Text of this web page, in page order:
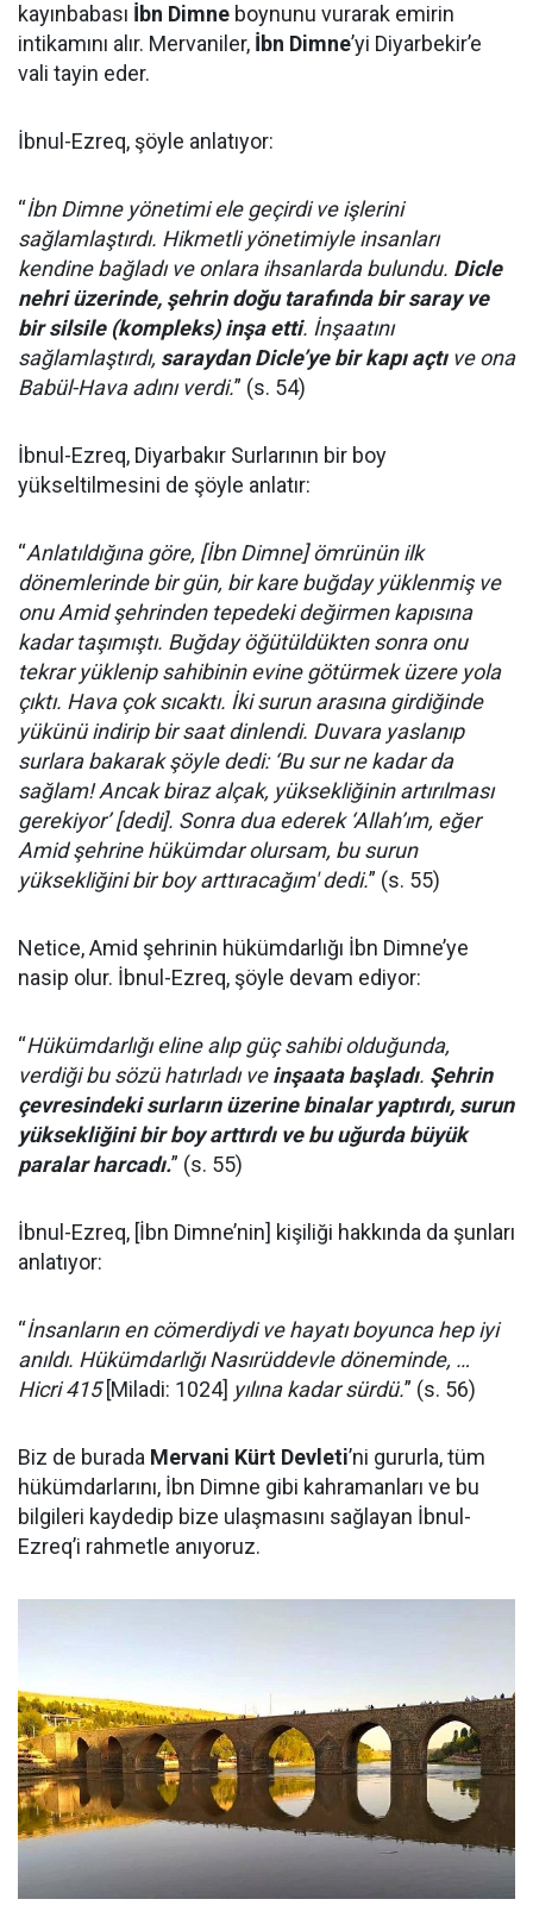
kayınbabası İbn Dimne boynunu vurarak emirin
intikamını alır. Mervaniler, İbn Dimne’yi Diyarbekir’e
vali tayin eder.
İbnul-Ezreq, şöyle anlatıyor:
“İbn Dimne yönetimi ele geçirdi ve işlerini
sağlamlaştırdı. Hikmetli yönetimiyle insanları
kendine bağladı ve onlara ihsanlarda bulundu. Dicle
nehri üzerinde, şehrin doğu tarafında bir saray ve
bir silsile (kompleks) inşa etti. İnşaatını
sağlamlaştırdı, saraydan Dicle’ye bir kapı açtıve ona
Babül-Hava adını verdi.” (s. 54)
İbnul-Ezreq, Diyarbakır Surlarının bir boy
yükseltilmesini de şöyle anlatır:
“Anlatıldığına göre, [İbn Dimne] ömrünün ilk
dönemlerinde bir gün, bir kare buğday yüklenmiş ve
onu Amid şehrinden tepedeki değirmen kapısına
kadar taşımıştı. Buğday öğütüldükten sonra onu
tekrar yüklenip sahibinin evine götürmek üzere yola
çıktı. Hava çok sıcaktı. İki surun arasına girdiğinde
yükünü indirip bir saat dinlendi. Duvara yaslanıp
surlara bakarak şöyle dedi: ‘Bu sur ne kadar da
sağlam! Ancak biraz alçak, yüksekliğinin artırılması
gerekiyor’ [dedi]. Sonra dua ederek ‘Allah’ım, eğer
Amid şehrine hükümdar olursam, bu surun
yüksekliğini bir boy arttıracağım' dedi.” (s. 55)
Netice, Amid şehrinin hükümdarlığı İbn Dimne’ye
nasip olur. İbnul-Ezreq, şöyle devam ediyor:
“Hükümdarlığı eline alıp güç sahibi olduğunda,
verdiği bu sözü hatırladı veinşaata başladı. Şehrin
çevresindeki surların üzerine binalar yaptırdı, surun
yüksekliğini bir boy arttırdı ve bu uğurda büyük
paralar harcadı.” (s. 55)
İbnul-Ezreq, [İbn Dimne’nin] kişiliği hakkında da şunları
anlatıyor:
“İnsanların en cömerdiydi ve hayatı boyunca hep iyi
anıldı. Hükümdarlığı Nasırüddevle döneminde, …
Hicri 415[Miladi: 1024] yılına kadar sürdü.” (s. 56)
Biz de burada Mervani Kürt Devleti’ni gururla, tüm
hükümdarlarını, İbn Dimne gibi kahramanları ve bu
bilgileri kaydedip bize ulaşmasını sağlayan İbnul-
Ezreq’i rahmetle anıyoruz.